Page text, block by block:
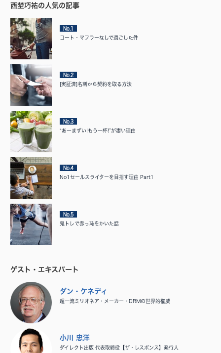
西埜巧祐の人気の記事
No.1
コート・マフラーなしで過ごした件
No.2
[実証済]名刺から契約を取る方法
No.3
“あーまずい!もう一杯!”が凄い理由
No.4
No1セールスライターを目指す理由 Part1
No.5
鬼トレで赤っ恥をかいた話
ゲスト・エキスパート
ダン・ケネディ
超一流ミリオネア・メーカー・DRMの世界的権威
小川 忠洋
ダイレクト出版 代表取締役【ザ・レスポンス】発行人